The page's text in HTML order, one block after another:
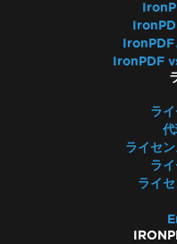
IronPDF
ラ
ライセ
ラ
ライ